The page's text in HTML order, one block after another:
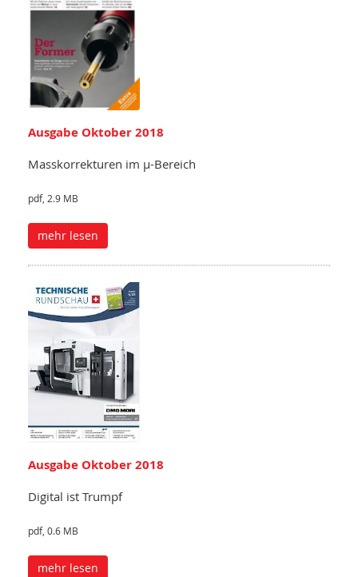
Ausgabe Oktober 2018
Masskorrekturen im µ-Bereich
pdf, 2.9 MB
mehr lesen
Ausgabe Oktober 2018
Digital ist Trumpf
pdf, 0.6 MB
mehr lesen